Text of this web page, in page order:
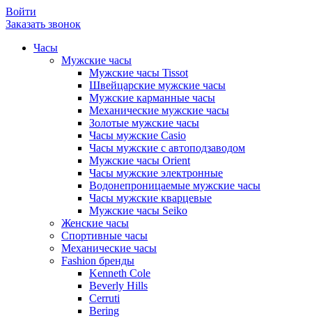
Войти
Заказать звонок
Часы
Мужские часы
Мужские часы Tissot
Швейцарские мужские часы
Мужские карманные часы
Механические мужские часы
Золотые мужские часы
Часы мужские Casio
Часы мужские с автоподзаводом
Мужские часы Orient
Часы мужские электронные
Водонепроницаемые мужские часы
Часы мужские кварцевые
Мужские часы Seiko
Женские часы
Спортивные часы
Механические часы
Fashion бренды
Kenneth Cole
Beverly Hills
Cerruti
Bering